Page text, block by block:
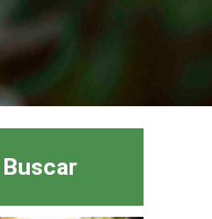
Buscar